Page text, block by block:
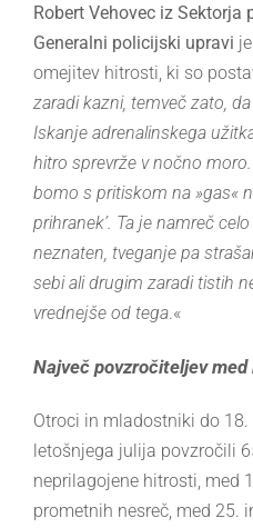
Robert Vehovec iz Sektorja
Generalni policijski upravi
omejitev hitrosti, ki so
zaradi kazni, temveč zato,
Iskanje adrenalinskega
hitro sprevrže v nočno
bomo s pritiskom na »gas«
prihranek’. Ta je namreč
neznaten, tveganje pa
sebi ali drugim zaradi tistih
vrednejše od tega.«
Največ povzročiteljev med
Otroci in mladostniki do
letošnjega julija povzročili
neprilagojene hitrosti, med
prometnih nesreč, med 25.